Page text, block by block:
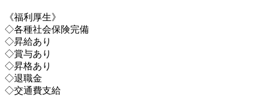
《福利厚生》
◇各種社会保険完備
◇昇給あり
◇賞与あり
◇昇格あり
◇退職金
◇交通費支給